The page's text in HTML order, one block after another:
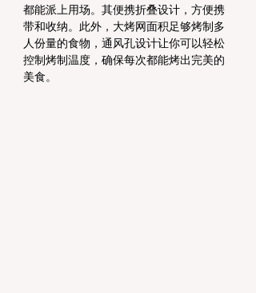
都能派上用场。其便携折叠设计，方便携
带和收纳。此外，大烤网面积足够烤制多
人份量的食物，通风孔设计让你可以轻松
控制烤制温度，确保每次都能烤出完美的
美食。